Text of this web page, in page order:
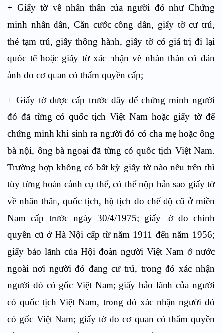
+ Giấy tờ về nhân thân của người đó như Chứng
minh nhân dân, Căn cước công dân, giấy tờ cư trú,
thẻ tạm trú, giấy thông hành, giấy tờ có giá trị đi lại
quốc tế hoặc giấy tờ xác nhận về nhân thân có dán
ảnh do cơ quan có thẩm quyền cấp;
+ Giấy tờ được cấp trước đây để chứng minh người
đó đã từng có quốc tịch Việt Nam hoặc giấy tờ để
chứng minh khi sinh ra người đó có cha mẹ hoặc ông
bà nội, ông bà ngoại đã từng có quốc tịch Việt Nam.
Trường hợp không có bất kỳ giấy tờ nào nêu trên thì
tùy từng hoàn cảnh cụ thể, có thể nộp bản sao giấy tờ
về nhân thân, quốc tịch, hộ tịch do chế độ cũ ở miền
Nam cấp trước ngày 30/4/1975; giấy tờ do chính
quyền cũ ở Hà Nội cấp từ năm 1911 đến năm 1956;
giấy bảo lãnh của Hội đoàn người Việt Nam ở nước
ngoài nơi người đó đang cư trú, trong đó xác nhận
người đó có gốc Việt Nam; giấy bảo lãnh của người
có quốc tịch Việt Nam, trong đó xác nhận người đó
có gốc Việt Nam; giấy tờ do cơ quan có thẩm quyền